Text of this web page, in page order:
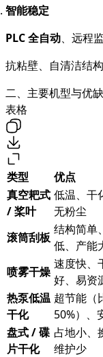
智能稳定
PLC 全自动、远程
抗粘壁、自清洁结构
二、主要机型与优
表格
类型 优点
真空耙式
/ 桨叶
低温、干
无粉尘
滚筒刮板
结构简单
低、产能
喷雾干燥
速度快、
好、易资
热泵低温
干化
超节能（
50%）、
盘式 / 碟
片干化
占地小、
维护少